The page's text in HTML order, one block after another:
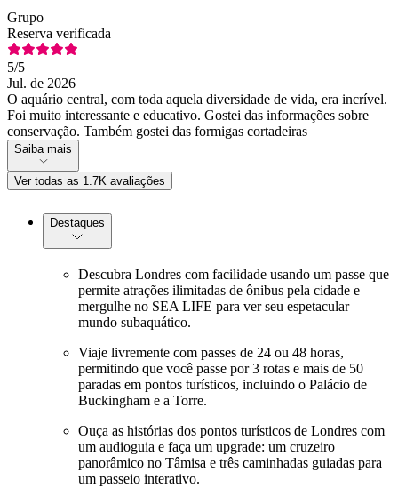
Grupo
Reserva verificada
5/5
Jul. de 2026
O aquário central, com toda aquela diversidade de vida, era incrível.
Foi muito interessante e educativo. Gostei das informações sobre
conservação. Também gostei das formigas cortadeiras
Saiba mais
Ver todas as 1.7K avaliações
Destaques
Descubra Londres com facilidade usando um passe que
permite atrações ilimitadas de ônibus pela cidade e
mergulhe no SEA LIFE para ver seu espetacular
mundo subaquático.
Viaje livremente com passes de 24 ou 48 horas,
permitindo que você passe por 3 rotas e mais de 50
paradas em pontos turísticos, incluindo o Palácio de
Buckingham e a Torre.
Ouça as histórias dos pontos turísticos de Londres com
um audioguia e faça um upgrade: um cruzeiro
panorâmico no Tâmisa e três caminhadas guiadas para
um passeio interativo.